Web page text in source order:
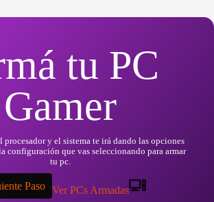
tu PC
Gamer
procesador y el sistema te irá dando las opciones
configuración que vas seleccionando para armar
tu pc.
Paso Ver PCs Armadas